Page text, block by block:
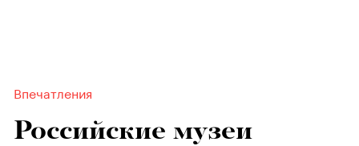
Впечатления
Российские музеи